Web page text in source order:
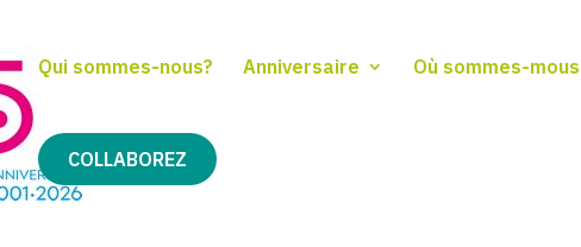
Qui sommes-nous? Anniversaire Où sommes-mous
COLLABOREZ